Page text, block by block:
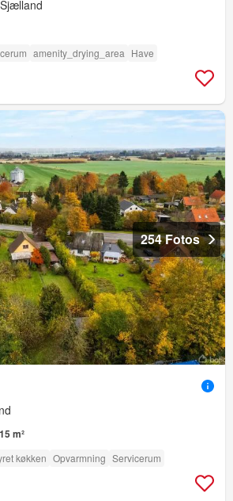
amenity_drying_area Have
254 Fotos
m²
køkken Opvarmning Servicerum